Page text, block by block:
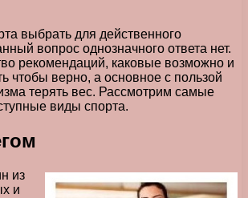
выбрать для действенного
вопрос однозначного ответа нет.
рекомендаций, каковые возможно и
чтобы верно, а основное с пользой
терять вес. Рассмотрим самые
виды спорта.
из
и